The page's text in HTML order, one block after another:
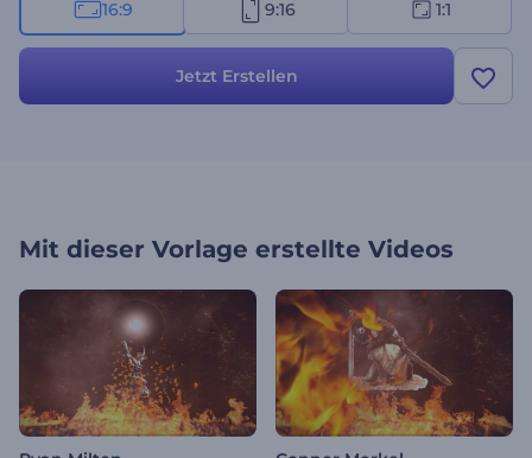
beeindrucken Sie Ihre Kunden. Zünden Sie das Feuer an - probieren
16:9 9:16 1:1
Jetzt Erstellen
Mit dieser Vorlage erstellte Videos